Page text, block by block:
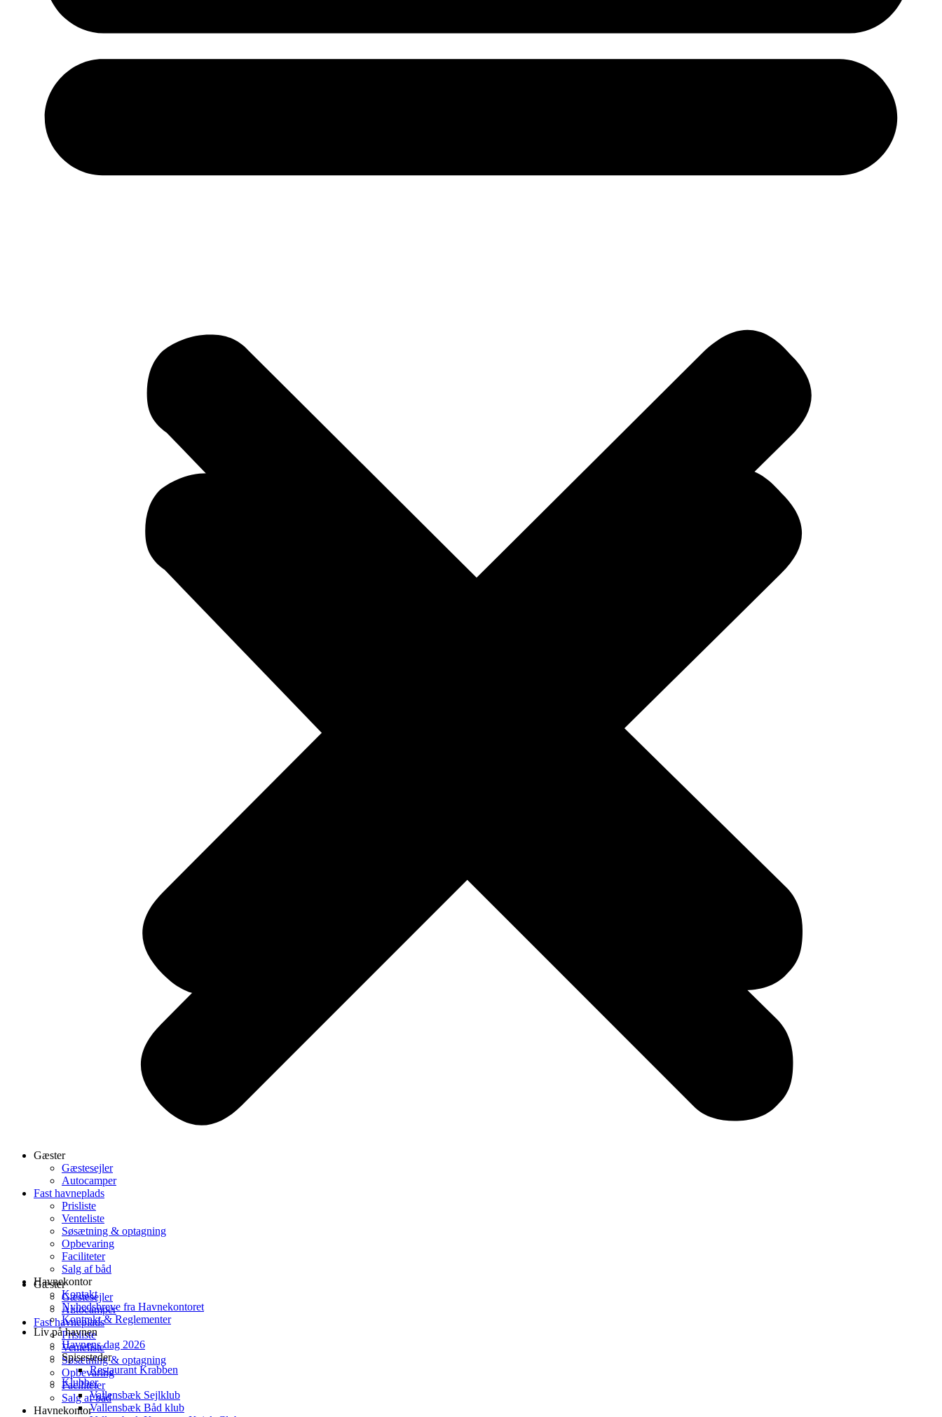
Gæster
Gæstesejler
Autocamper
Fast havneplads
Prisliste
Venteliste
Søsætning & optagning
Opbevaring
Faciliteter
Salg af båd
Havnekontor
Kontakt
Nyhedsbreve fra Havnekontoret
Kontrakt & Reglementer
Liv på havnen
Havnens dag 2026
Spisesteder
Restaurant Krabben
Klubber
Vallensbæk Sejlklub
Vallensbæk Båd klub
Gæster
Gæstesejler
Autocamper
Fast havneplads
Prisliste
Venteliste
Søsætning & optagning
Opbevaring
Faciliteter
Salg af båd
Havnekontor